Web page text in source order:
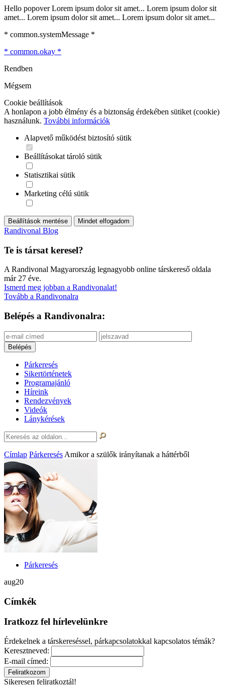
Hello popover Lorem ipsum dolor sit amet... Lorem ipsum dolor sit
amet... Lorem ipsum dolor sit amet... Lorem ipsum dolor sit amet...
* common.systemMessage *
* common.okay *
Rendben
Mégsem
Cookie beállítások
A honlapon a jobb élmény és a biztonság érdekében sütiket (cookie)
használunk. További információk
Alapvető működést biztosító sütik
Beállításokat tároló sütik
Statisztikai sütik
Marketing célú sütik
Beállítások mentése Mindet elfogadom
Randivonal Blog
Te is társat keresel?
A Randivonal Magyarország legnagyobb online társkereső oldala
már 27 éve.
Ismerd meg jobban a Randivonalat!
Tovább a Randivonalra
Belépés a Randivonalra:
Párkeresés
Sikertörténetek
Programajánló
Híreink
Rendezvények
Videók
Lánykérések
Címlap Párkeresés Amikor a szülők irányítanak a háttérből
Párkeresés
aug20
Címkék
Iratkozz fel hírlevelünkre
Érdekelnek a társkereséssel, párkapcsolatokkal kapcsolatos témák?
Keresztneved:
E-mail címed:
Sikeresen feliratkoztál!